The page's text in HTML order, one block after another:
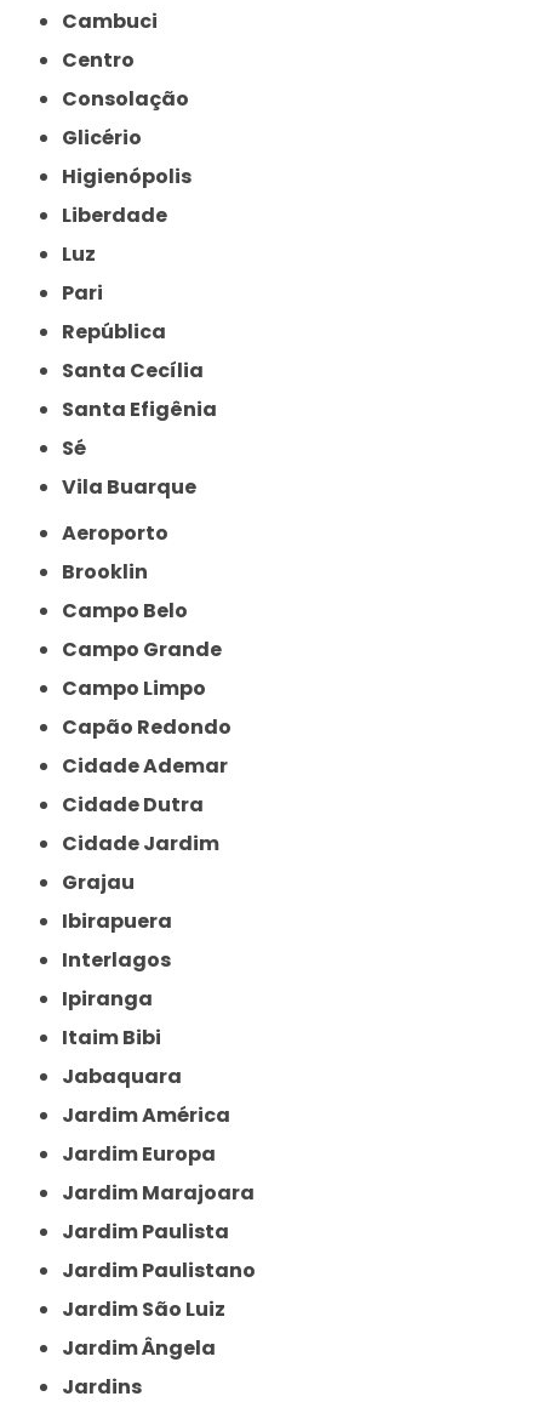
Cambuci
Centro
Consolação
Glicério
Higienópolis
Liberdade
Luz
Pari
República
Santa Cecília
Santa Efigênia
Sé
Vila Buarque
Aeroporto
Brooklin
Campo Belo
Campo Grande
Campo Limpo
Capão Redondo
Cidade Ademar
Cidade Dutra
Cidade Jardim
Grajau
Ibirapuera
Interlagos
Ipiranga
Itaim Bibi
Jabaquara
Jardim América
Jardim Europa
Jardim Marajoara
Jardim Paulista
Jardim Paulistano
Jardim São Luiz
Jardim Ângela
Jardins